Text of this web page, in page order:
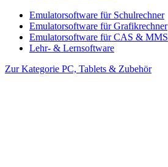
Emulatorsoftware für Schulrechner
Emulatorsoftware für Grafikrechner
Emulatorsoftware für CAS & MMS
Lehr- & Lernsoftware
Zur Kategorie PC, Tablets & Zubehör